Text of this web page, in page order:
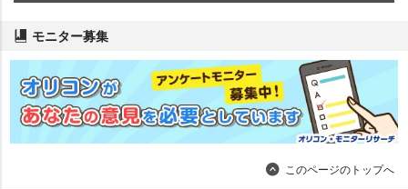
モニター募集
このページのトップへ